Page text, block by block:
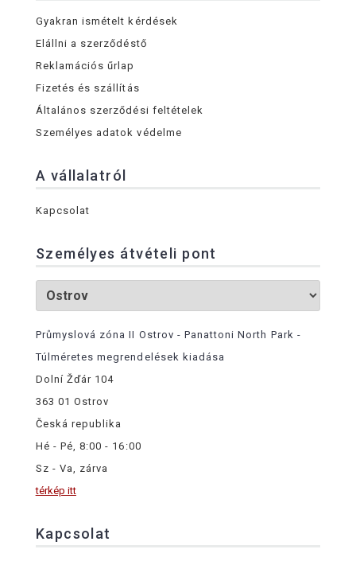
Gyakran ismételt kérdések
Elállni a szerződéstő
Reklamációs űrlap
Fizetés és szállítás
Általános szerződési feltételek
Személyes adatok védelme
A vállalatról
Kapcsolat
Személyes átvételi pont
Průmyslová zóna II Ostrov - Panattoni North Park -
Túlméretes megrendelések kiadása
Dolní Žďár 104
363 01 Ostrov
Česká republika
Hé - Pé, 8:00 - 16:00
Sz - Va, zárva
térkép itt
Kapcsolat